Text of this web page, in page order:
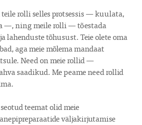
rolli selles protsessis — kuulata,
—, ning meile rolli — tõestada
lahenduste tõhusust. Teie olete oma
aga meie mõlema mandaat
Need on meie rollid —
saadikud. Me peame need rollid
teemat olid meie
väljakirjutamise